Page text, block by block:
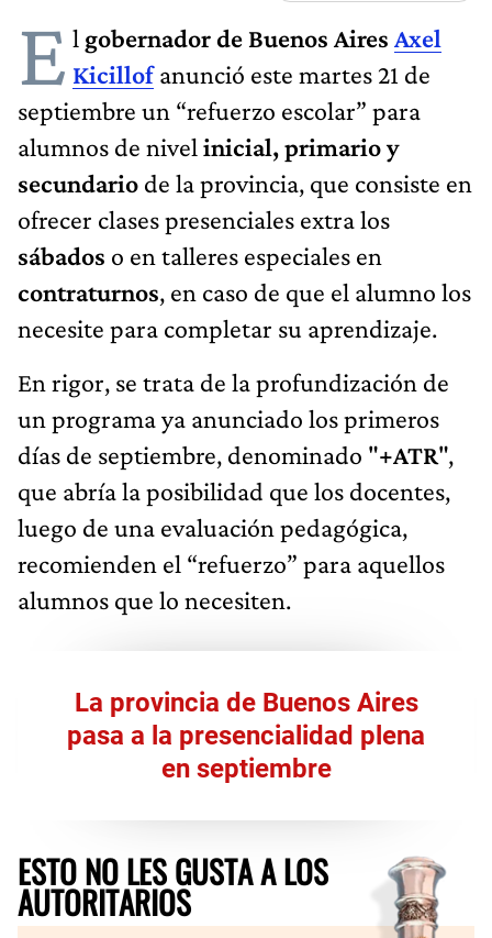
E l gobernador de Buenos Aires Axel
Kicillofanunció este martes 21 de
septiembre un “refuerzo escolar” para
alumnos de nivel inicial, primario y
secundario de la provincia, que consiste en
ofrecer clases presenciales extra los
sábados o en talleres especiales en
contraturnos, en caso de que el alumno los
necesite para completar su aprendizaje.
En rigor, se trata de la profundización de
un programa ya anunciado los primeros
días de septiembre, denominado "+ATR",
que abría la posibilidad que los docentes,
luego de una evaluación pedagógica,
recomienden el “refuerzo” para aquellos
alumnos que lo necesiten.
La provincia de Buenos Aires
pasa a la presencialidad plena
en septiembre
ESTO NO LES GUSTA A LOS
AUTORITARIOS